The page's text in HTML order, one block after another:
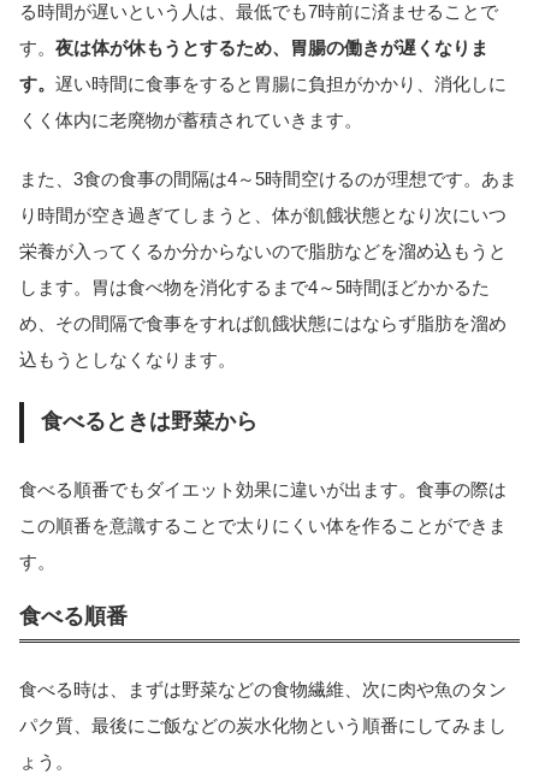
る時間が遅いという人は、最低でも7時前に済ませることで
す。 夜は体が休もうとするため、胃腸の働きが遅くなりま
す。 遅い時間に食事をすると胃腸に負担がかかり、消化しに
くく体内に老廃物が蓄積されていきます。
また、3食の食事の間隔は4～5時間空けるのが理想です。あま
り時間が空き過ぎてしまうと、体が飢餓状態となり次にいつ
栄養が入ってくるか分からないので脂肪などを溜め込もうと
します。胃は食べ物を消化するまで4～5時間ほどかかるた
め、その間隔で食事をすれば飢餓状態にはならず脂肪を溜め
込もうとしなくなります。
食べるときは野菜から
食べる順番でもダイエット効果に違いが出ます。食事の際は
この順番を意識することで太りにくい体を作ることができま
す。
食べる順番
食べる時は、まずは野菜などの食物繊維、次に肉や魚のタン
パク質、最後にご飯などの炭水化物という順番にしてみまし
ょう。